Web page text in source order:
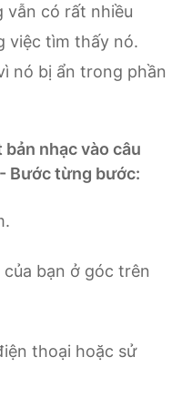
vẫn có rất nhiều
việc tìm thấy nó.
nó bị ẩn trong phần
nhạc vào câu
Bước từng bước:
bạn ở góc trên
thoại hoặc sử